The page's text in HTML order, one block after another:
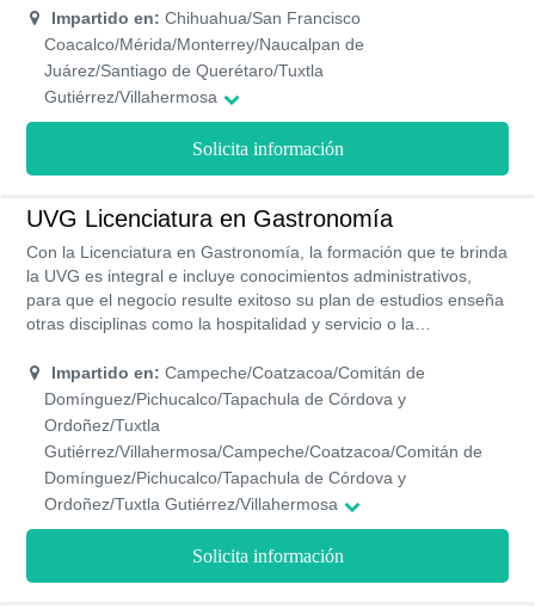
influyen dentro de las actividades turísticas de un país. Esta
licenciatura tiene un plan de estudio de 9 semestres, por lo
tanto, obtienes el título en cuatro años y medio. Este pregrado
está disponible en 17 campus de la UVM.
Impartido en: Chihuahua/San Francisco
Coacalco/Mérida/Monterrey/Naucalpan de
Juárez/Santiago de Querétaro/Tuxtla
Gutiérrez/Villahermosa
Solicita información
UVG Licenciatura en Gastronomía
Con la Licenciatura en Gastronomía, la formación que te brinda
la UVG es integral e incluye conocimientos administrativos,
para que el negocio resulte exitoso su plan de estudios enseña
otras disciplinas como la hospitalidad y servicio o la
las personas de cierto lugar, por lo que la preparación de
alguien que estudia gastronomía va más allá de lo técnico y lo
manual, con un programa de emprendimiento, la UVG busca
despertar el espíritu emprendedor con un impacto social
positivo en los estudiantes, también alianzas con diversas
empresas para que, a través de empleos de tiempo parcial y
prácticas profesionales, los estudiantes puedan desarrollar
competencias y tengan acceso a oportunidades de empleo.
Impartido en: Campeche/Coatzacoa/Comitán de
Domínguez/Pichucalco/Tapachula de Córdova y
Ordoñez/Tuxtla
Gutiérrez/Villahermosa/Campeche/Coatzacoa/Comitán de
Domínguez/Pichucalco/Tapachula de Córdova y
Ordoñez/Tuxtla Gutiérrez/Villahermosa
Solicita información